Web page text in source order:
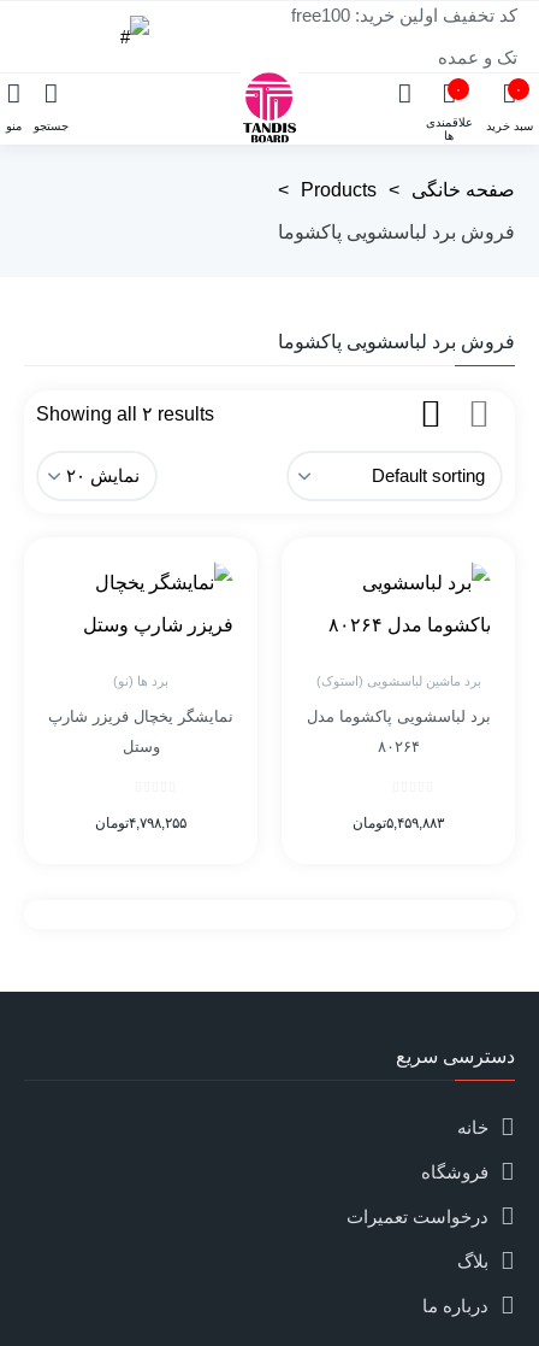
کد تخفیف اولین خرید: free100
تک و عمده
۰
سبد خرید
۰
علاقمندی
ها
منو جستجو
صفحه خانگی >
Products
>
فروش برد لباسشویی پاکشوما
فروش برد لباسشویی پاکشوما
Showing all ۲ results
برد ماشین لباسشویی (استوک)
برد لباسشویی پاکشوما مدل
۸۰۲۶۴
تومان۵,۴۵۹,۸۸۳
برد ها (نو)
نمایشگر یخچال فریزر شارپ
وستل
تومان۴,۷۹۸,۲۵۵
دسترسی سریع
خانه
فروشگاه
درخواست تعمیرات
بلاگ
درباره ما